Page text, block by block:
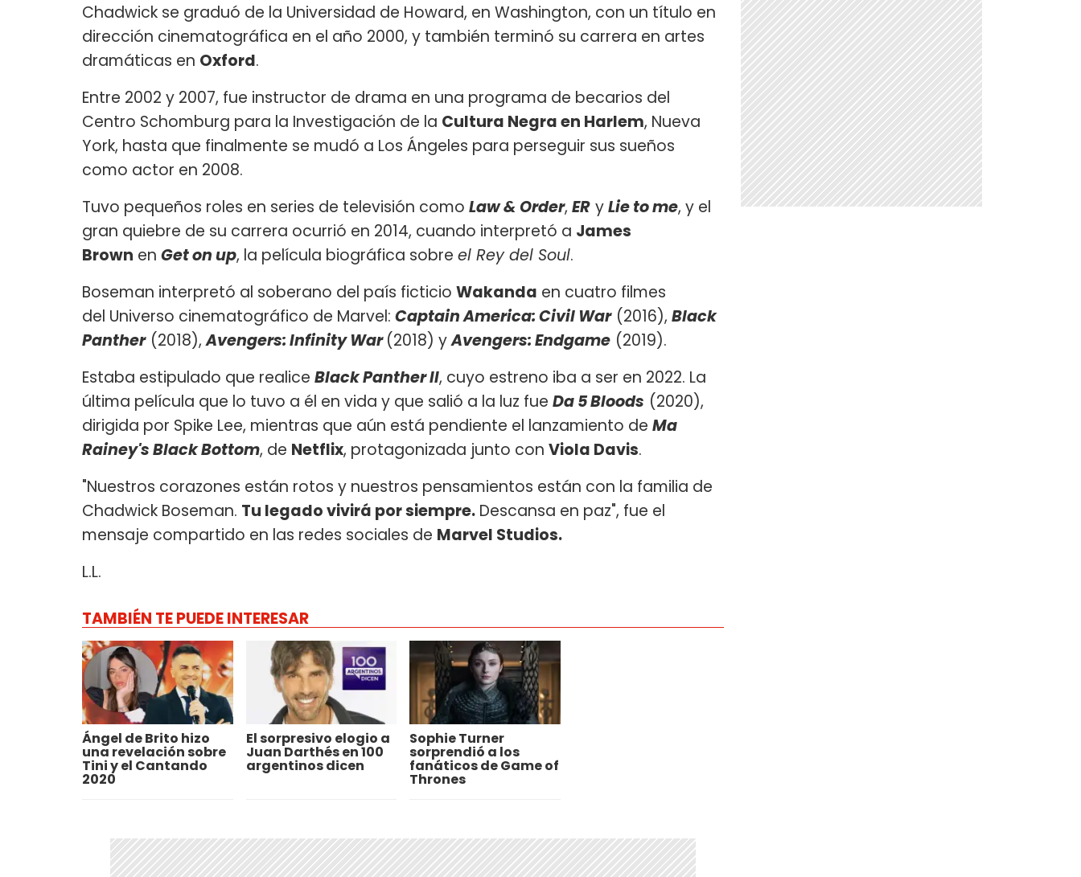
Chadwick se graduó de la Universidad de Howard, en Washington, con un título en
dirección cinematográfica en el año 2000, y también terminó su carrera en artes
dramáticas en Oxford.
Entre 2002 y 2007, fue instructor de drama en una programa de becarios del
Centro Schomburg para la Investigación de la Cultura Negra en Harlem, Nueva
York, hasta que finalmente se mudó a Los Ángeles para perseguir sus sueños
como actor en 2008.
Tuvo pequeños roles en series de televisión como Law & Order, ER yLie to me, y el
gran quiebre de su carrera ocurrió en 2014, cuando interpretó a James
Brown en Get on up, la película biográfica sobre el Rey del Soul.
Boseman interpretó al soberano del país ficticio Wakanda en cuatro filmes
del Universo cinematográfico de Marvel: Captain America: Civil War (2016), Black
Panther (2018),Avengers: Infinity War(2018) yAvengers: Endgame (2019).
Estaba estipulado que realice Black Panther II, cuyo estreno iba a ser en 2022. La
última película que lo tuvo a él en vida y que salió a la luz fue Da 5 Bloods (2020),
dirigida por Spike Lee, mientras que aún está pendiente el lanzamiento de Ma
Rainey's Black Bottom, de Netflix, protagonizada junto con Viola Davis.
"Nuestros corazones están rotos y nuestros pensamientos están con la familia de
Chadwick Boseman. Tu legado vivirá por siempre. Descansa en paz", fue el
mensaje compartido en las redes sociales de Marvel Studios.
L.L.
TAMBIÉN TE PUEDE INTERESAR
Ángel de Brito hizo
una revelación sobre
Tini y el Cantando
2020
El sorpresivo elogio a
Juan Darthés en 100
argentinos dicen
Sophie Turner
sorprendió a los
fanáticos de Game of
Thrones